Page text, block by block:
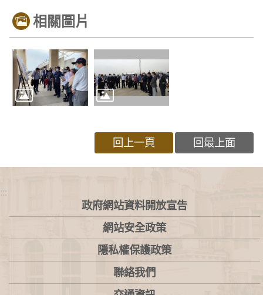
相關圖片
回上一頁 回最上面
:::
政府網站資料開放宣告
網站安全政策
隱私權保護政策
聯絡我們